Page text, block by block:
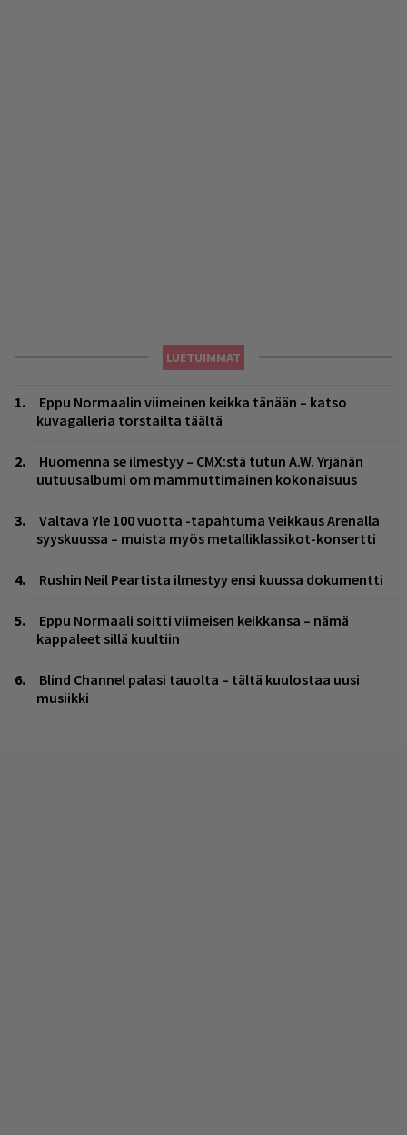
LUETUIMMAT
Eppu Normaalin viimeinen keikka tänään – katso
kuvagalleria torstailta täältä
Huomenna se ilmestyy – CMX:stä tutun A.W. Yrjänän
uutuusalbumi om mammuttimainen kokonaisuus
Valtava Yle 100 vuotta -tapahtuma Veikkaus Arenalla
syyskuussa – muista myös metalliklassikot-konsertti
Rushin Neil Peartista ilmestyy ensi kuussa dokumentti
Eppu Normaali soitti viimeisen keikkansa – nämä
kappaleet sillä kuultiin
Blind Channel palasi tauolta – tältä kuulostaa uusi
musiikki